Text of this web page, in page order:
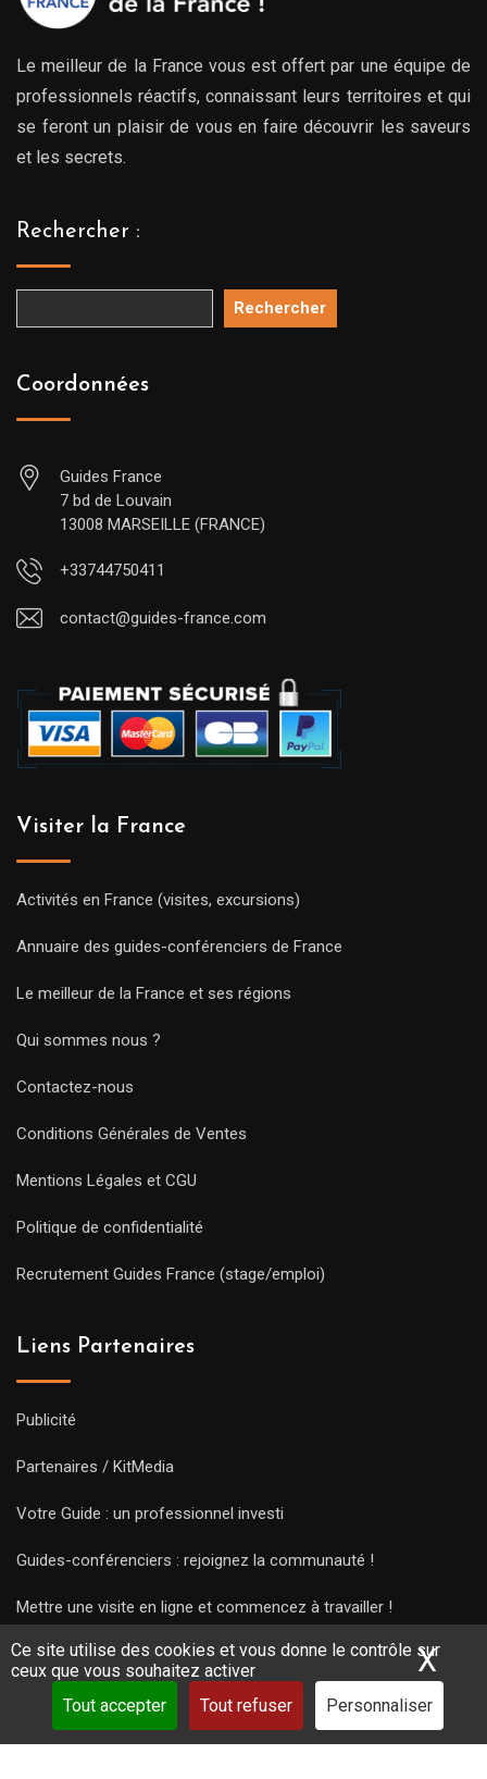
Ce site utilise des cookies et vous donne le contrôle sur
ceux que vous souhaitez activer
Tout accepter
Tout refuser Personnaliser
X
Le meilleur de la France vous est offert par une équipe de
professionnels réactifs, connaissant leurs territoires et qui
se feront un plaisir de vous en faire découvrir les saveurs
et les secrets.
Rechercher :
Rechercher
Coordonnées
Guides France
7 bd de Louvain
13008 MARSEILLE (FRANCE)
+33744750411
contact@guides-france.com
Visiter la France
Activités en France (visites, excursions)
Annuaire des guides-conférenciers de France
Le meilleur de la France et ses régions
Qui sommes nous ?
Contactez-nous
Conditions Générales de Ventes
Mentions Légales et CGU
Politique de confidentialité
Recrutement Guides France (stage/emploi)
Liens Partenaires
Publicité
Partenaires / KitMedia
Votre Guide : un professionnel investi
Guides-conférenciers : rejoignez la communauté !
Mettre une visite en ligne et commencez à travailler !